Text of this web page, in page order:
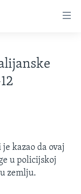
kazao da ovaj
u policijskoj
zemlju.